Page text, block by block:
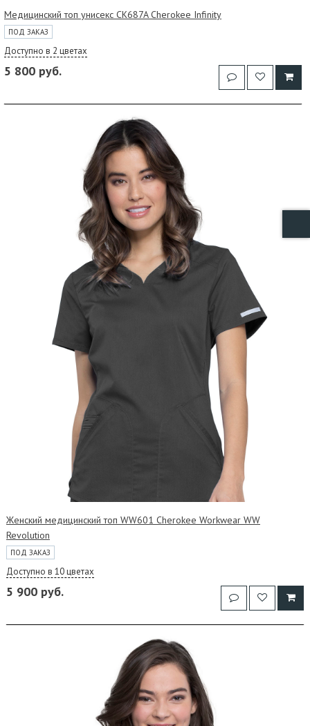
Медицинский топ унисекс CK687A Cherokee Infinity
ПОД ЗАКАЗ
Доступно в 2 цветах
5 800 руб.
Женский медицинский топ WW601 Cherokee Workwear WW
Revolution
ПОД ЗАКАЗ
Доступно в 10 цветах
5 900 руб.